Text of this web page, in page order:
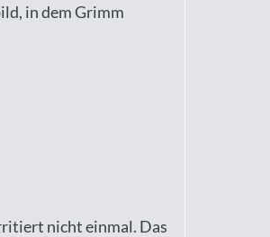
in dem Grimm
nicht einmal. Das